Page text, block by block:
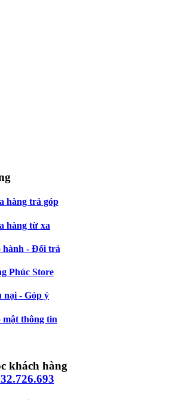
hàng trả góp
hàng từ xa
hành - Đổi trả
Phúc Store
nại - Góp ý
mật thông tin
khách hàng